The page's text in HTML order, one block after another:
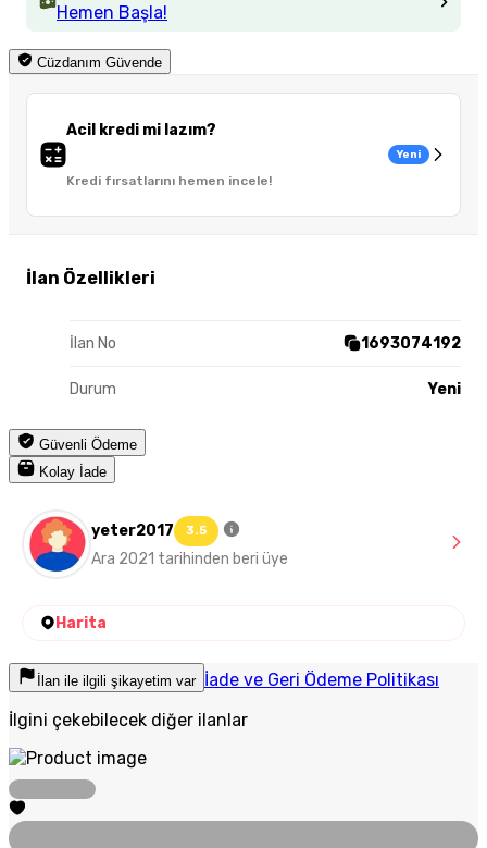
Hemen Başla!
Cüzdanım Güvende
Acil kredi mi lazım?
Kredi fırsatlarını hemen incele!
Yeni
İlan Özellikleri
İlan No 1693074192
Durum Yeni
Güvenli Ödeme
Kolay İade
yeter2017 3.5
Ara 2021 tarihinden beri üye
Harita
İlan ile ilgili şikayetim var İade ve Geri Ödeme Politikası
İlgini çekebilecek diğer ilanlar